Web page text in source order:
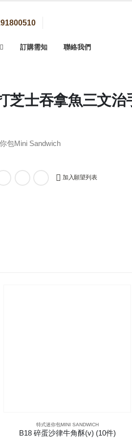
訂購需知 聯絡我們
芝士吞拿魚三文治
包Mini Sandwich
加入願望列表
特式迷你包MINI SANDWICH
B18 碎蛋沙律牛角酥(v) (10件)